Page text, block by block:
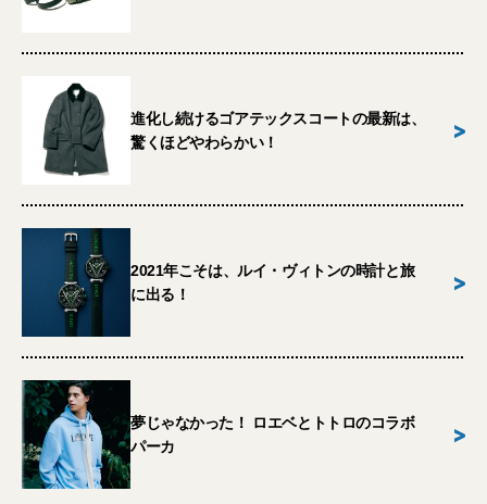
進化し続けるゴアテックスコートの最新は、
驚くほどやわらかい！
>
2021年こそは、ルイ・ヴィトンの時計と旅
に出る！
>
夢じゃなかった！ ロエベとトトロのコラボ
パーカ
>